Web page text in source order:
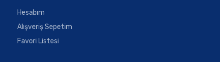
Hesabım
Alışveriş Sepetim
Favori Listesi